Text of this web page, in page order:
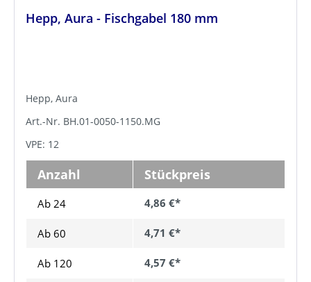
Hepp, Aura - Fischgabel 180 mm
Hepp, Aura
Art.-Nr. BH.01-0050-1150.MG
VPE: 12
Anzahl Stückpreis
Ab 24 4,86 €*
Ab 60 4,71 €*
Ab 120 4,57 €*